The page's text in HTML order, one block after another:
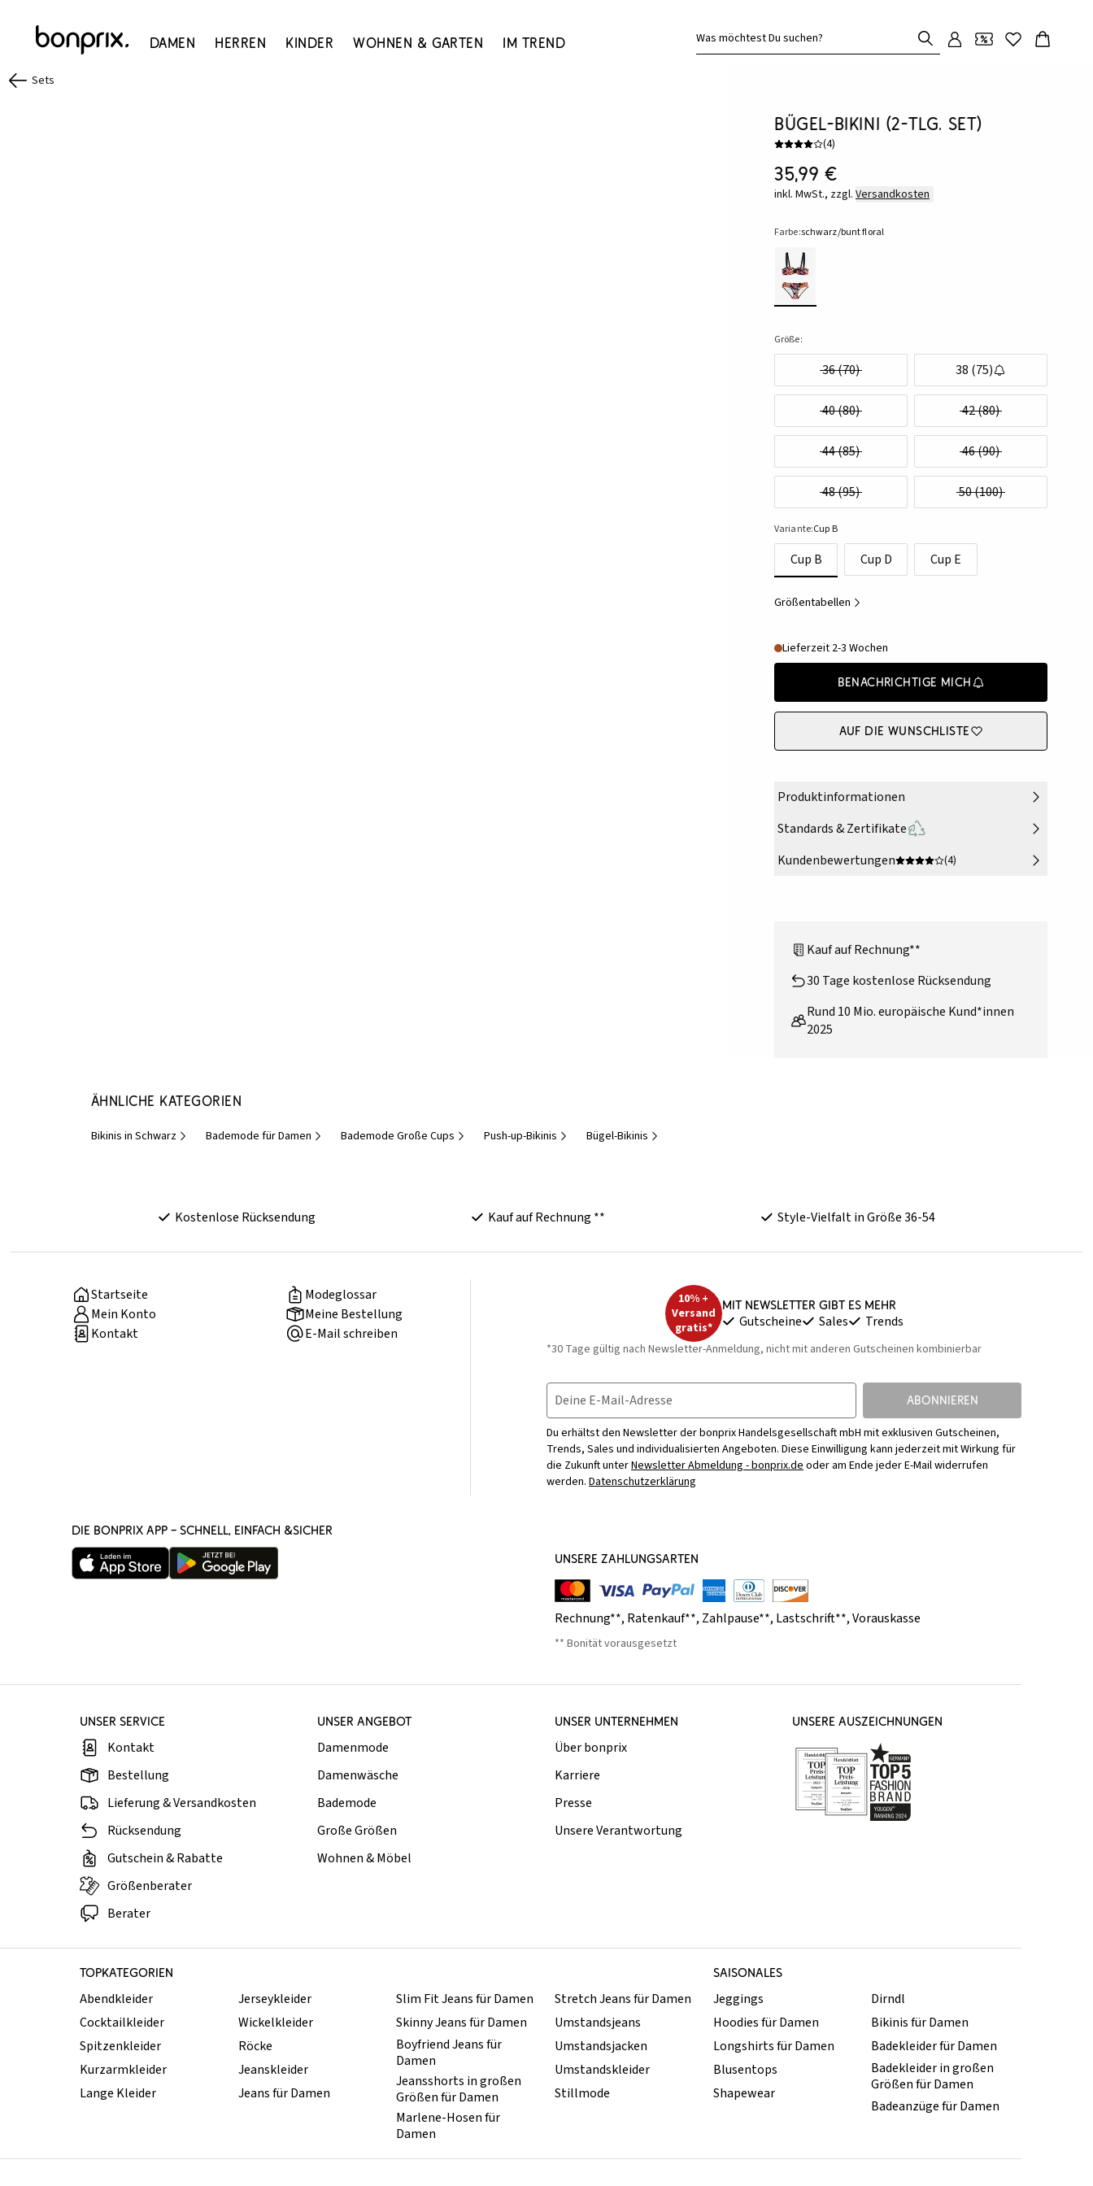
Damen Herren Kinder Wohnen & Garten Im Trend Was möchtest Du suchen?
Sets
Bügel-Bikini (2-tlg. Set)
(4)
35,99 €
inkl. MwSt., zzgl. Versandkosten
Farbe:schwarz/bunt floral
Größe:
36 (70) 38 (75)
40 (80) 42 (80)
44 (85) 46 (90)
48 (95) 50 (100)
Variante:Cup B
Cup B Cup D Cup E
Größentabellen
Lieferzeit 2-3 Wochen
Benachrichtige mich
Auf die Wunschliste
Produktinformationen
Standards & Zertifikate
Kundenbewertungen
(4)
Kauf auf Rechnung**
30 Tage kostenlose Rücksendung
Rund 10 Mio. europäische Kund*innen
2025
Ähnliche Kategorien
Bikinis in Schwarz Bademode für Damen Bademode Große Cups Push-up-Bikinis Bügel-Bikinis
Kostenlose Rücksendung Kauf auf Rechnung ** Style-Vielfalt in Größe 36-54
Startseite
Modeglossar
Mein Konto
Meine Bestellung
Kontakt
E-Mail schreiben
10% +
Versand
gratis*
Mit Newsletter gibt es mehr
Gutscheine Sales Trends
*30 Tage gültig nach Newsletter-Anmeldung, nicht mit anderen Gutscheinen kombinierbar
Deine E-Mail-Adresse ABONNIEREN
Du erhältst den Newsletter der bonprix Handelsgesellschaft mbH mit exklusiven Gutscheinen,
Trends, Sales und individualisierten Angeboten. Diese Einwilligung kann jederzeit mit Wirkung für
die Zukunft unterNewsletter Abmeldung - bonprix.deoder am Ende jeder E-Mail widerrufen
werden. Datenschutzerklärung
DIE BONPRIX APP – SCHNELL, EINFACH &SICHER
UNSERE ZAHLUNGSARTEN
Rechnung**, Ratenkauf**, Zahlpause**, Lastschrift**,Vorauskasse
** Bonität vorausgesetzt
UNSER SERVICE
Kontakt
Bestellung
Lieferung & Versandkosten
Rücksendung
Gutschein & Rabatte
Größenberater
Berater
UNSER ANGEBOT
Damenmode
Damenwäsche
Bademode
Große Größen
Wohnen & Möbel
UNSER UNTERNEHMEN
Über bonprix
Karriere
Presse
Unsere Verantwortung
UNSERE AUSZEICHNUNGEN
TOPKATEGORIEN SAISONALES
Abendkleider
Cocktailkleider
Spitzenkleider
Kurzarmkleider
Lange Kleider
Jerseykleider
Wickelkleider
Röcke
Jeanskleider
Jeans für Damen
Slim Fit Jeans für Damen
Skinny Jeans für Damen
Boyfriend Jeans für
Damen
Jeansshorts in großen
Größen für Damen
Marlene-Hosen für
Damen
Stretch Jeans für Damen
Umstandsjeans
Umstandsjacken
Umstandskleider
Stillmode
Jeggings
Hoodies für Damen
Longshirts für Damen
Blusentops
Shapewear
Dirndl
Bikinis für Damen
Badekleider für Damen
Badekleider in großen
Größen für Damen
Badeanzüge für Damen